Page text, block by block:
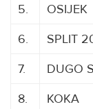
5.
OSIJEK
6.
SPLIT
7.
DUGO
8.
KOKA